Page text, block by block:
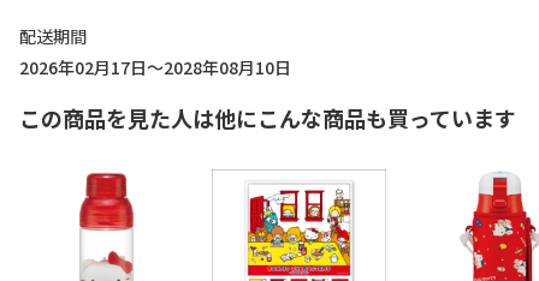
配送期間
2026年02月17日～2028年08月10日
この商品を見た人は他にこんな商品も買っています